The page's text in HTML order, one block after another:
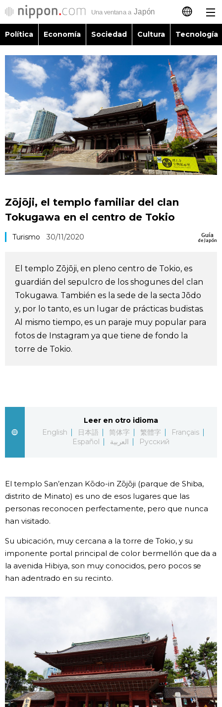
日本語
English
简体字
繁體字
Français
العربية
Política
Economía
Sociedad
Tecnología
Vida
Guía de Japón
Vídeos e imágenes
En profundidad
Más
Datos de Japón
Fragmentos de Japón
Blog
Tokio
Política Economía Sociedad Cultura Tecnología
Zōjōji, el templo familiar del clan
Tokugawa en el centro de Tokio
Guía
de Japón
Turismo 30/11/2020
El templo Zōjōji, en pleno centro de Tokio, es
guardián del sepulcro de los shogunes del clan
Tokugawa. También es la sede de la secta Jōdo
y, por lo tanto, es un lugar de prácticas budistas.
Al mismo tiempo, es un paraje muy popular para
fotos de Instagram ya que tiene de fondo la
torre de Tokio.
Leer en otro idioma
English
日本語 简体字 繁體字
Français
Español
العربية Русский
El templo San’enzan Kōdo-in Zōjōji (parque de Shiba,
distrito de Minato) es uno de esos lugares que las
personas reconocen perfectamente, pero que nunca
han visitado.
Su ubicación, muy cercana a la torre de Tokio, y su
imponente portal principal de color bermellón que da a
la avenida Hibiya, son muy conocidos, pero pocos se
han adentrado en su recinto.